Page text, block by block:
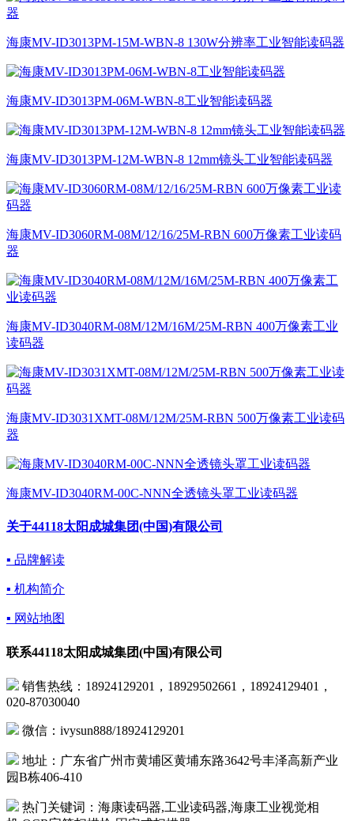
海康MV-ID3013PM-15M-WBN-8 130W分辨率工业智能读码器
海康MV-ID3013PM-06M-WBN-8工业智能读码器
海康MV-ID3013PM-12M-WBN-8 12mm镜头工业智能读码器
海康MV-ID3060RM-08M/12/16/25M-RBN 600万像素工业读码
器
海康MV-ID3040RM-08M/12M/16M/25M-RBN 400万像素工业
读码器
海康MV-ID3031XMT-08M/12M/25M-RBN 500万像素工业读码
器
海康MV-ID3040RM-00C-NNN全透镜头罩工业读码器
关于44118太阳成城集团(中国)有限公司
▪ 品牌解读
▪ 机构简介
▪ 网站地图
联系44118太阳成城集团(中国)有限公司
 销售热线：18924129201，18929502661，18924129401，
020-87030040
微信：ivysun888/18924129201
地址：广东省广州市黄埔区黄埔东路3642号丰泽高新产业
园B栋406-410
热门关键词：海康读码器,工业读码器,海康工业视觉相